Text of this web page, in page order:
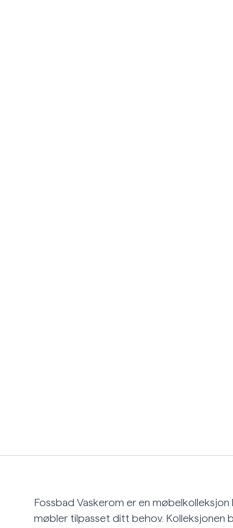
Fossbad Vaskerom er en
møbler tilpasset ditt behov. Kolleksjonen